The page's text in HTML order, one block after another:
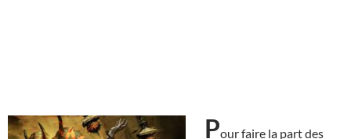
Pour faire la part des